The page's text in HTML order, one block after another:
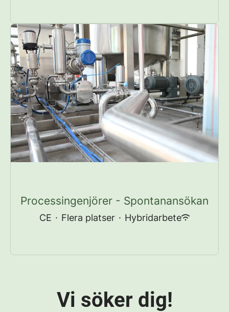
Processingenjörer - Spontanansökan
CE · Flera platser · Hybridarbete
Vi söker dig!